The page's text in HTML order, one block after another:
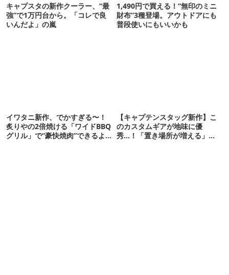
キャプスタの新作クーラー、“最
強”で1万円台から。「コレで良
いんだよ」の嵐
1,490円で買える！“無印のミニ
財布”3種登場。アウトドアにも
普段使いにもいいかも
イワタニ新作、でかすぎる〜！
炙りやの2倍焼ける「ワイドBBQ
グリル」で“豪快焼肉”できるよ
【キャプテンスタッグ新作】こ
のカスタムギアが地味に優
秀…！「置き場所が増える」